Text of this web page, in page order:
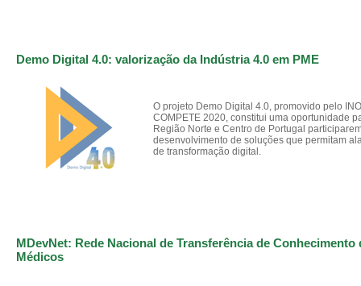
Demo Digital 4.0: valorização da Indústria 4.0 em PME
O projeto Demo Digital 4.0, promovido pelo
COMPETE 2020, constitui uma oportunidade
Região Norte e Centro de Portugal
desenvolvimento de soluções que permitam
de transformação digital.
MDevNet: Rede Nacional de Transferência de
Médicos